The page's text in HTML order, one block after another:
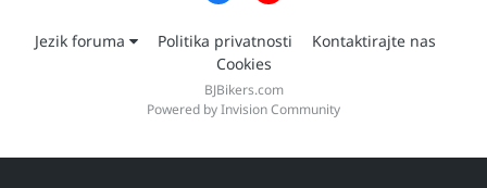
Jezik foruma Politika privatnosti
Kontaktirajte nas
Cookies
BJBikers.com
Powered by Invision Community